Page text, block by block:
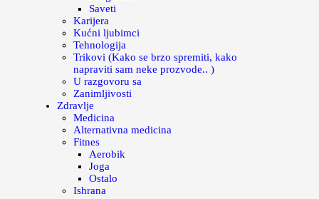
Saveti
Karijera
Kućni ljubimci
Tehnologija
Trikovi (Kako se brzo spremiti, kako
napraviti sam neke prozvode.. )
U razgovoru sa
Zanimljivosti
Zdravlje
Medicina
Alternativna medicina
Fitnes
Aerobik
Joga
Ostalo
Ishrana